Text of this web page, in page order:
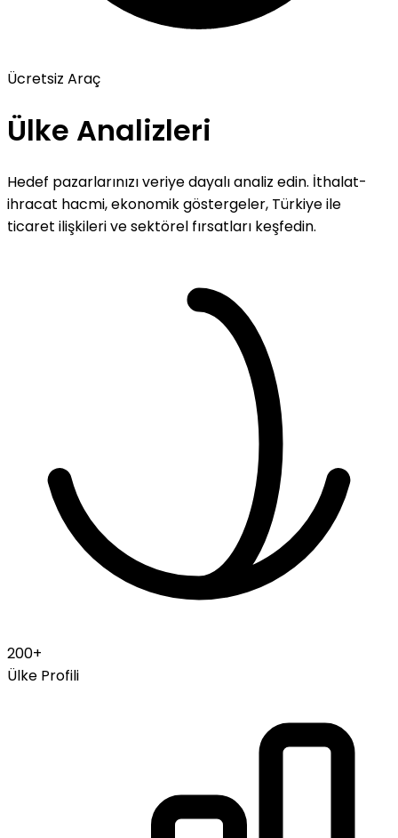
Ücretsiz Araç
Ülke Analizleri
Hedef pazarlarınızı veriye dayalı analiz edin. İthalat-
ihracat hacmi, ekonomik göstergeler, Türkiye ile
ticaret ilişkileri ve sektörel fırsatları keşfedin.
200+
Ülke Profili